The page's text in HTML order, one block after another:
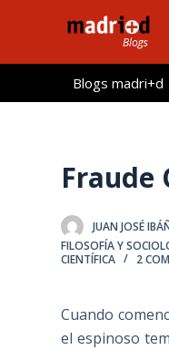
l
Blogs madri+d
Fraude
JUAN JOSÉ
FILOSOFÍA Y
CIENTÍFICA
2
Cuando
el espinoso